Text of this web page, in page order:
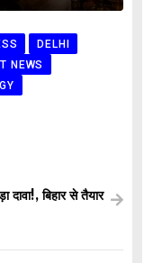
DELHI
NEWS
दावा!, बिहार से तैयार